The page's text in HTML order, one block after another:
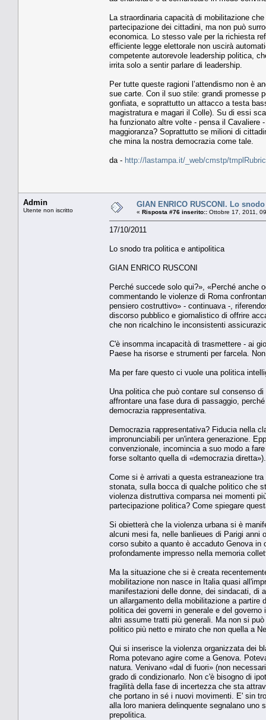
La straordinaria capacità di mobilitazione
partecipazione dei cittadini, ma non può
economica. Lo stesso vale per la richiesta
efficiente legge elettorale non uscirà
competente autorevole leadership politica,
irrita solo a sentir parlare di leadership.
Per tutte queste ragioni l’attendismo non è
sue carte. Con il suo stile: grandi promesse
gonfiata, e soprattutto un attacco a testa
magistratura e magari il Colle). Su di essi
ha funzionato altre volte - pensa il Cavaliere
maggioranza? Soprattutto se milioni di
che mina la nostra democrazia come tale.
da - http://lastampa.it/_web/cmstp/
Admin
Utente non iscritto
GIAN ENRICO RUSCONI. Lo
« Risposta #76 inserito:: Ottobre 17, 2011,
17/10/2011
Lo snodo tra politica e antipolitica
GIAN ENRICO RUSCONI
Perché succede solo qui?», «Perché anche
commentando le violenze di Roma
pensiero costruttivo» - continuava -,
discorso pubblico e giornalistico di offrire
che non ricalchino le inconsistenti
C'è insomma incapacità di trasmettere - ai
Paese ha risorse e strumenti per farcela.
Ma per fare questo ci vuole una politica
Una politica che può contare sul consenso
affrontare una fase dura di passaggio,
democrazia rappresentativa.
Democrazia rappresentativa? Fiducia nella
impronunciabili per un'intera generazione.
convenzionale, incomincia a suo modo a
forse soltanto quella di «democrazia diretta»).
Come si è arrivati a questa estraneazione
stonata, sulla bocca di qualche politico che
violenza distruttiva comparsa nei momenti
partecipazione politica? Come spiegare
Si obietterà che la violenza urbana si è
alcuni mesi fa, nelle banlieues di Parigi anni
corso subito a quanto è accaduto Genova
profondamente impresso nella memoria
Ma la situazione che si è creata
mobilitazione non nasce in Italia quasi
manifestazioni delle donne, dei sindacati, di
un allargamento della mobilitazione a partire
politica dei governi in generale e del
altri assume tratti più generali. Ma non si
politico più netto e mirato che non quella a
Qui si inserisce la violenza organizzata dei
Roma potevano agire come a Genova.
natura. Venivano «dal di fuori» (non
grado di condizionarlo. Non c'è bisogno di
fragilità della fase di incertezza che sta
che portano in sé i nuovi movimenti. E' sin
alla loro maniera delinquente segnalano
prepolitica.